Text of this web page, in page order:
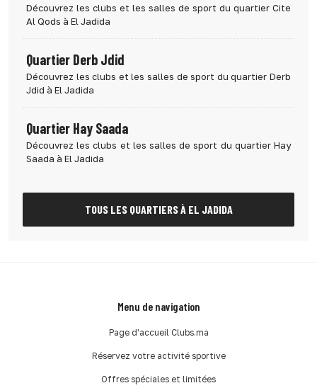
Découvrez les clubs et les salles de sport du quartier Cite
Al Qods à El Jadida
Quartier Derb Jdid
Découvrez les clubs et les salles de sport du quartier Derb
Jdid à El Jadida
Quartier Hay Saada
Découvrez les clubs et les salles de sport du quartier Hay
Saada à El Jadida
TOUS LES QUARTIERS À EL JADIDA
Menu de navigation
Page d'accueil Clubs.ma
Réservez votre activité sportive
Offres spéciales et limitées